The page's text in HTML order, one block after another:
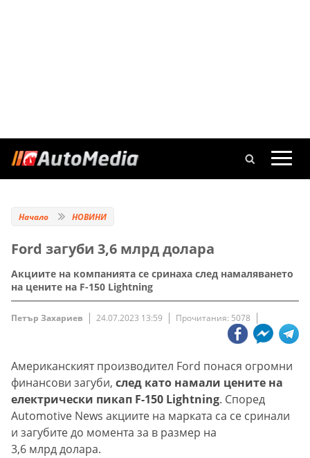
Начало НОВИНИ
Ford загуби 3,6 млрд долара
Акциите на компанията се сринаха след намаляването
на цените на F-150 Lightning
Петър Захариев 24.07.2023 13:59 Прочитания: 5078
Американският производител Ford понася огромни
финансови загуби, след като намали цените на
електрически пикап F-150 Lightning. Според
Automotive News акциите на марката са се сринали
и загубите до момента за в размер на
3,6 млрд долара.